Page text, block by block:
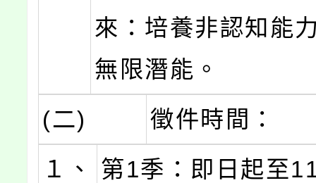
來：培養非認知能
無限潛能。
(二)
徵件時間：
１、
第1季：即日起至